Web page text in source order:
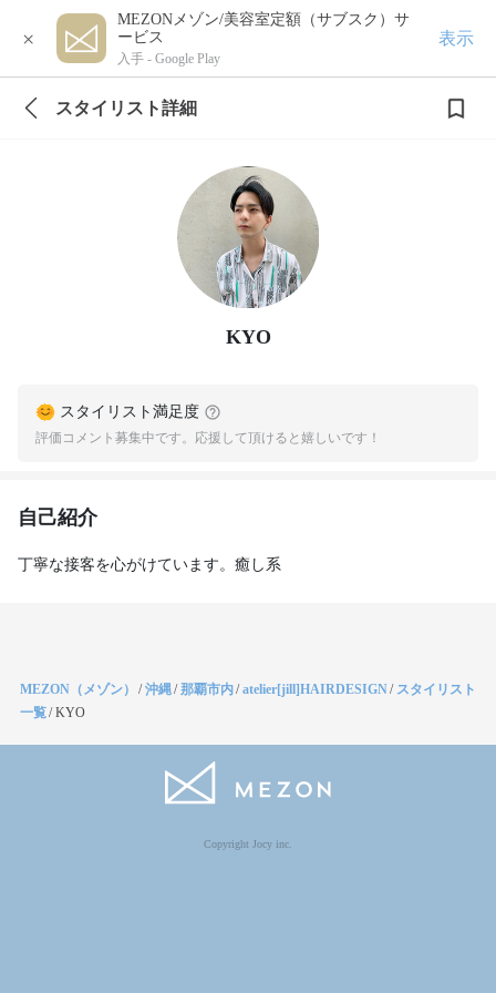
×
MEZONメゾン/美容室定額（サブスク）サ
ービス
入手 - Google Play
表示
スタイリスト詳細
KYO
スタイリスト満足度
評価コメント募集中です。応援して頂けると嬉しいです！
自己紹介
丁寧な接客を心がけています。癒し系
MEZON（メゾン） /沖縄/那覇市内/atelier[jill]HAIRDESIGN/ スタイリスト
一覧/KYO
Copyright Jocy inc.